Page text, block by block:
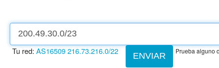
ENVIAR
Tu red: AS16509216.73.216.0/22 Prueba alguno